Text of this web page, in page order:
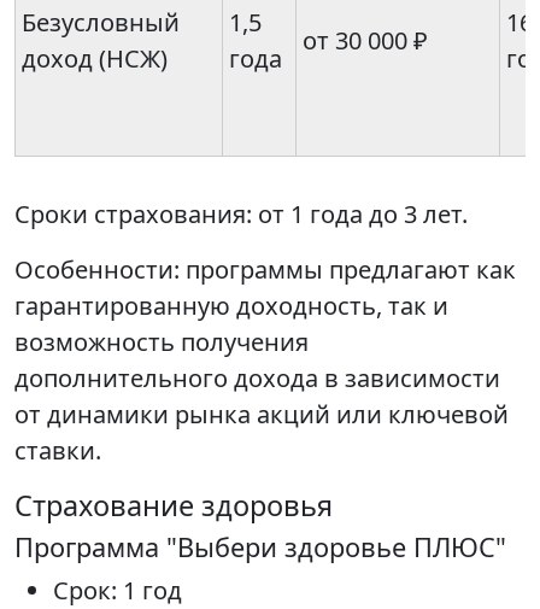
Безусловный
доход (НСЖ)
1,5
года
от 30 000 ₽
Сроки страхования: от 1 года до 3 лет.
Особенности: программы предлагают как
гарантированную доходность, так и
возможность получения
дополнительного дохода в зависимости
от динамики рынка акций или ключевой
ставки.
Страхование здоровья
Программа "Выбери здоровье ПЛЮС"
Срок: 1 год